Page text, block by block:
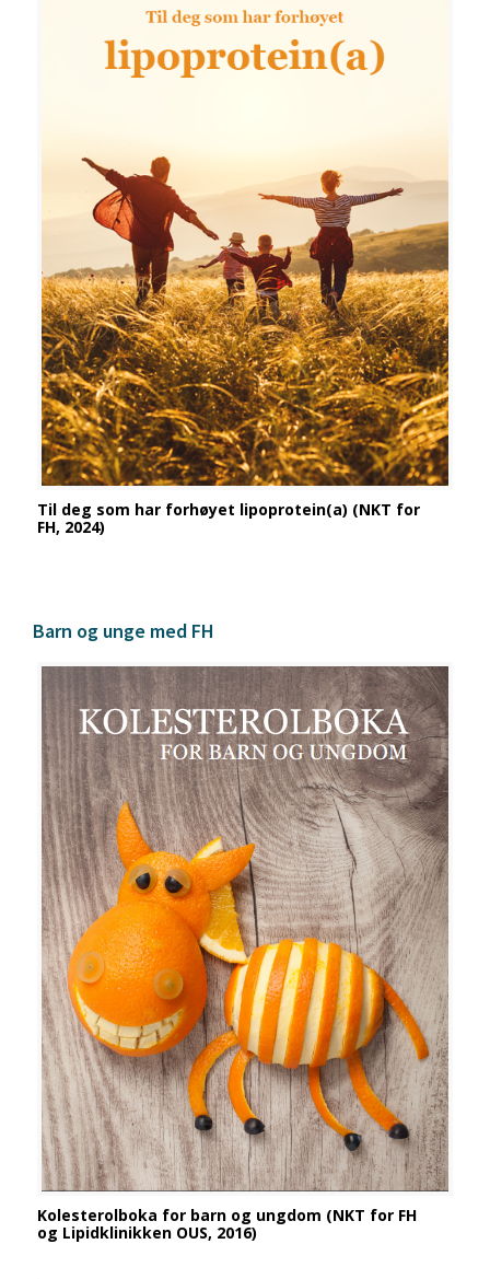
Til deg som har forhøyet lipoprotein(a) (NKT for
FH, 2024)
Barn og unge med FH
Kolesterolboka for barn og ungdom (NKT for FH
og Lipidklinikken OUS, 2016)